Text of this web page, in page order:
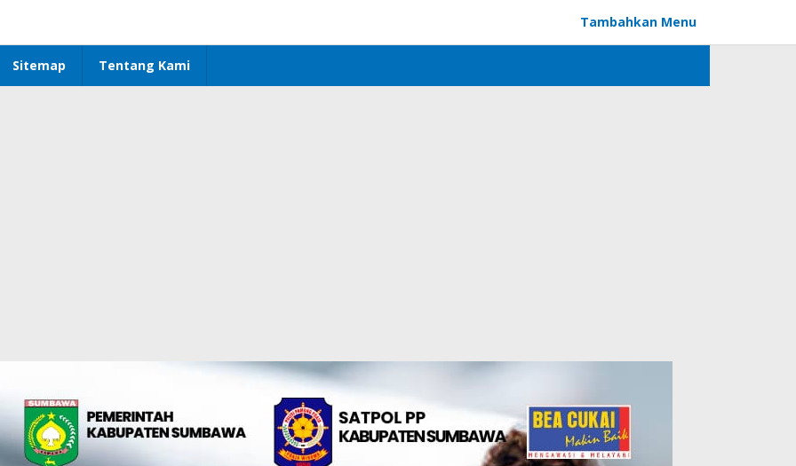
Tambahkan Menu
Sitemap Tentang Kami